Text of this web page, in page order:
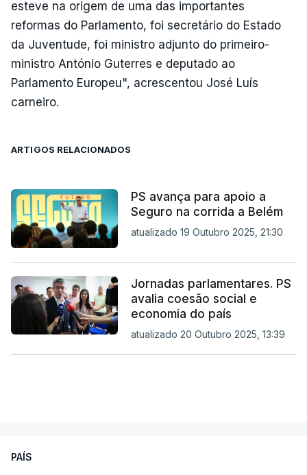
esteve na origem de uma das importantes
reformas do Parlamento, foi secretário do Estado
da Juventude, foi ministro adjunto do primeiro-
ministro António Guterres e deputado ao
Parlamento Europeu", acrescentou José Luís
carneiro.
ARTIGOS RELACIONADOS
PS avança para apoio a
Seguro na corrida a Belém
atualizado 19 Outubro 2025, 21:30
Jornadas parlamentares. PS
avalia coesão social e
economia do país
atualizado 20 Outubro 2025, 13:39
PAÍS